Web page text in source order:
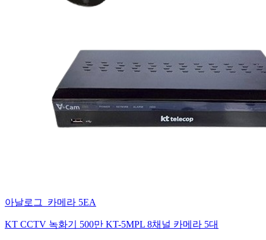
아날로그_카메라 5EA
KT CCTV 녹화기 500만 KT-5MPL 8채널 카메라 5대